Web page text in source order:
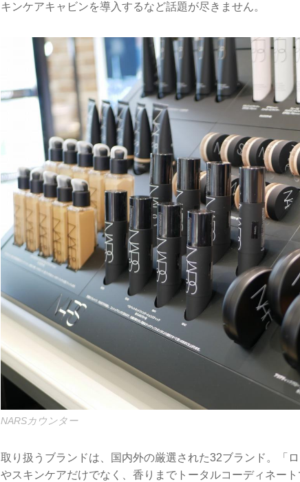
キンケアキャビンを導入するなど話題が尽きません。
NARSカウンター
取り扱うブランドは、国内外の厳選された32ブランド。「
やスキンケアだけでなく、香りまでトータルコーディネー